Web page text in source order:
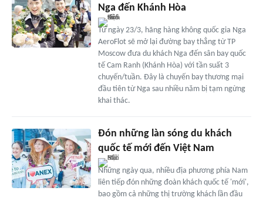
Nga đến Khánh Hòa
Từ ngày 23/3, hãng hàng không quốc gia Nga
AeroFlot sẽ mở lại đường bay thẳng từ TP
Moscow đưa du khách Nga đến sân bay quốc
tế Cam Ranh (Khánh Hòa) với tần suất 3
chuyến/tuần. Đây là chuyến bay thương mại
đầu tiên từ Nga sau nhiều năm bị tạm ngừng
khai thác.
Đón những làn sóng du khách
quốc tế mới đến Việt Nam
Những ngày qua, nhiều địa phương phía Nam
liên tiếp đón những đoàn khách quốc tế 'mới',
bao gồm cả những thị trường khách lần đầu